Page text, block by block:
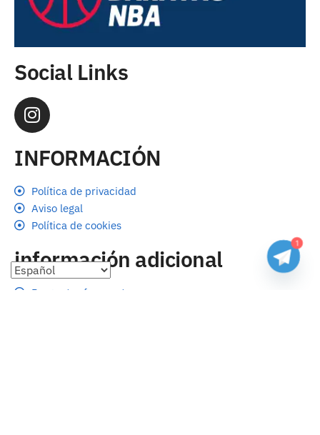
Social Links
INFORMACIÓN
Política de privacidad
Aviso legal
Política de cookies
información adicional
Preguntas frecuentes
1